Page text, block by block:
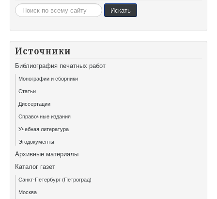
Искать... Искать
Источники
Библиография печатных работ
Монографии и сборники
Статьи
Диссертации
Справочные издания
Учебная литература
Эгодокументы
Архивные материалы
Каталог газет
Санкт-Петербург (Петроград)
Москва